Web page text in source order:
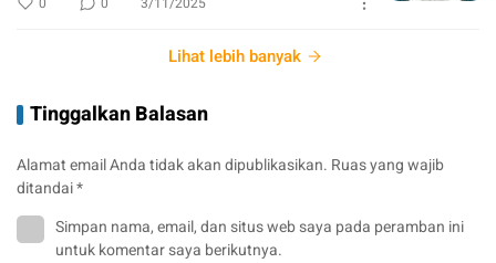
Lihat lebih banyak
Tinggalkan Balasan
Alamat email Anda tidak akan dipublikasikan. Ruas yang wajib
ditandai*
Simpan nama, email, dan situs web saya pada peramban ini
untuk komentar saya berikutnya.